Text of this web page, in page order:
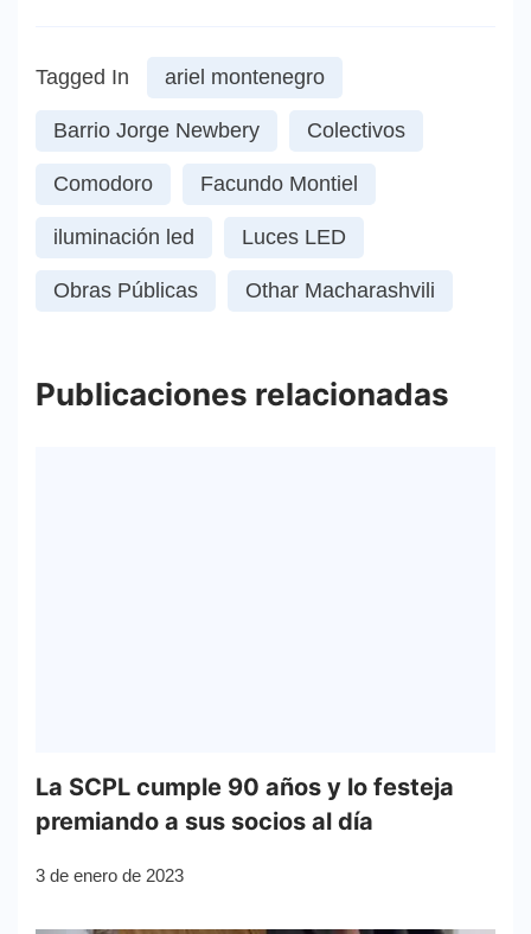
Tagged In ariel montenegro
Barrio Jorge Newbery Colectivos
Comodoro Facundo Montiel
iluminación led Luces LED
Obras Públicas Othar Macharashvili
Publicaciones relacionadas
La SCPL cumple 90 años y lo festeja
premiando a sus socios al día
3 de enero de 2023